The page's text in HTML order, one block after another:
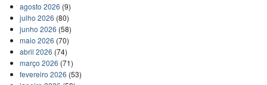
agosto 2026 (9)
julho 2026 (80)
junho 2026 (58)
maio 2026 (70)
abril 2026 (74)
março 2026 (71)
fevereiro 2026 (53)